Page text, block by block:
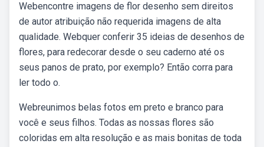
Webencontre imagens de flor desenho sem direitos
de autor atribuição não requerida imagens de alta
qualidade. Webquer conferir 35 ideias de desenhos de
flores, para redecorar desde o seu caderno até os
seus panos de prato, por exemplo? Então corra para
ler todo o.
Webreunimos belas fotos em preto e branco para
você e seus filhos. Todas as nossas flores são
coloridas em alta resolução e as mais bonitas de toda